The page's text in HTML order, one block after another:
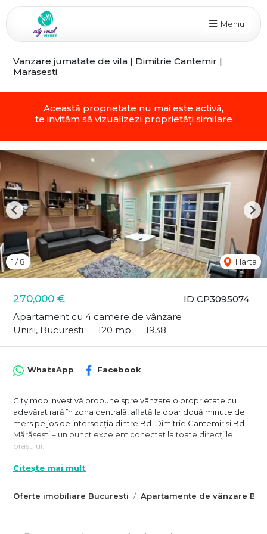
Meniu
Vanzare jumatate de vila | Dimitrie Cantemir |
Marasesti
Această proprietate nu mai este activă,
te invităm să vizualizezi proprietăți similare
ID CP3095074
270,000 €
Apartament cu 4 camere de vânzare
Unirii, Bucuresti
120 mp 1938
1 /8 Harta
Previous
Oferte imobiliare Bucuresti Apartamente de vânzare
WhatsApp Facebook
CityImob Invest vă propune spre vânzare o proprietate cu
adevărat rară în zona centrală, aflată la doar două minute de
mers pe jos de intersecția dintre Bd. Dimitrie Cantemir și Bd.
Mărășești – un punct excelent conectat la toate direcțiile
orașului.
Proprietatea ocupă întregul etaj 1 al unei case interbelice
și compartimentarea amplă aduc acel farmec specific anilor
Citește mai mult